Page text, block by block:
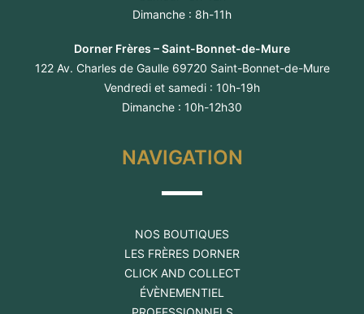
Dimanche : 8h-11h
Dorner Frères – Saint-Bonnet-de-Mure
122 Av. Charles de Gaulle 69720 Saint-Bonnet-de-Mure
Vendredi et samedi : 10h-19h
Dimanche : 10h-12h30
NAVIGATION
NOS BOUTIQUES
LES FRÈRES DORNER
CLICK AND COLLECT
ÉVÈNEMENTIEL